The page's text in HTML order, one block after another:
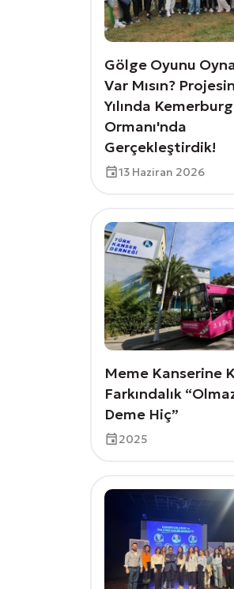
Gölge Oyunu
Var Mısın?
Yılında
Ormanı'nda
Gerçekleştirdik!
13 Haziran 2026
Meme Kanserine
Farkındalık
Deme Hiç”
2025